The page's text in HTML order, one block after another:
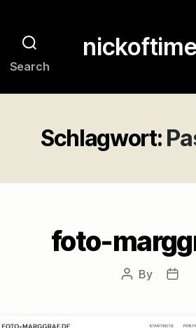
Search
Schlagwort:
foto-
Post
By
Post